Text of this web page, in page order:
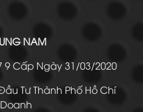
NAM
9 Cấp Ngày 31/03/2020
Tư Thành Phố Hồ Chí